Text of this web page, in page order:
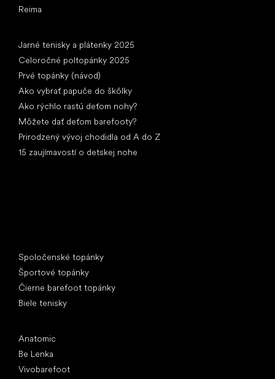
Reima
Jarné tenisky a plátenky 2025
Celoročné poltopánky 2025
Prvé topánky (návod)
Ako vybrať papuče do škôlky
Ako rýchlo rastú deťom nohy?
Môžete dať deťom barefooty?
Prirodzený vývoj chodidla od A do Z
15 zaujímavostí o detskej nohe
Spoločenské topánky
Športové topánky
Čierne barefoot topánky
Biele tenisky
Anatomic
Be Lenka
Vivobarefoot